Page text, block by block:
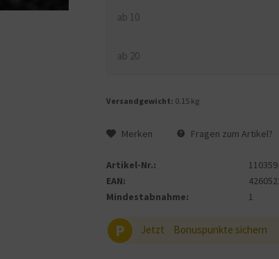
ab 10
ab 20
Versandgewicht: 0.15 kg
Merken Fragen zum Artikel?
Artikel-Nr.:
110359
EAN:
Mindestabnahme:
1
P Jetzt Bonuspunkte sichern